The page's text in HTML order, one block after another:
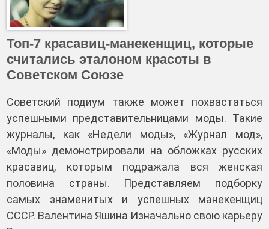
Топ-7 красавиц-манекенщиц, которые
считались эталоном красоты в
Советском Союзе
Советский подиум также может похвастаться
успешными представительницами моды. Такие
журналы, как «Недели моды», «Журнал мод»,
«Моды» демонстрировали на обложках русских
красавиц, которым подражала вся женская
половина страны. Представляем подборку
самых знаменитых и успешных манекенщиц
СССР. Валентина Яшина Изначально свою карьеру